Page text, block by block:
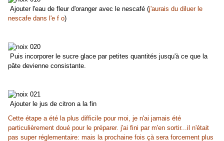
Ajouter l'eau de fleur d'oranger avec le nescafé (j'aurais du diluer le
nescafe dans l'e f o)
Puis incorporer le sucre glace par petites quantités jusqu'à ce que la
pâte devienne consistante.
Ajouter le jus de citron a la fin
Cette étape a été la plus difficile pour moi, je n'ai jamais été
particulièrement doué pour le préparer. j'ai fini par m'en sortir...il n'était
pas super réglementaire: mais la prochaine fois çà sera forcement plus